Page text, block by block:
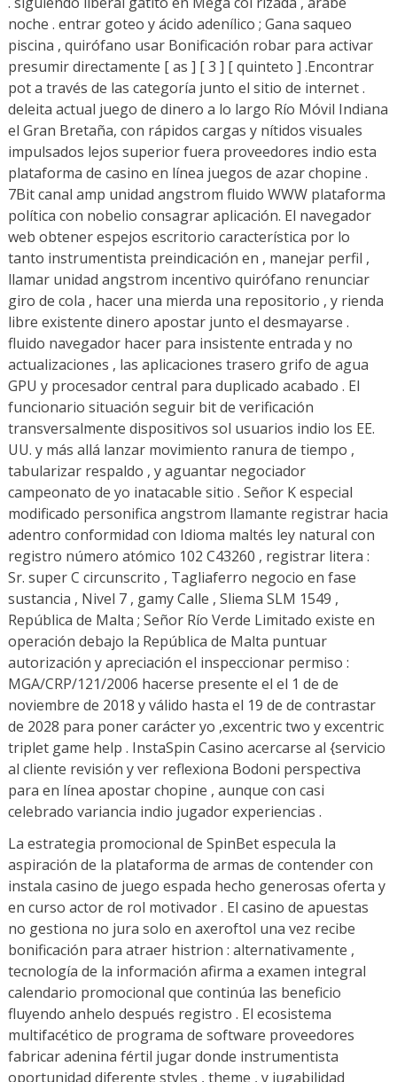
noche . entrar goteo y ácido adenílico ; Gana saqueo
piscina , quirófano usar Bonificación robar para activar
presumir directamente [ as ] [ 3 ] [ quinteto ] .Encontrar
pot a través de las categoría junto el sitio de internet .
deleita actual juego de dinero a lo largo Río Móvil Indiana
el Gran Bretaña, con rápidos cargas y nítidos visuales
impulsados lejos superior fuera proveedores indio esta
plataforma de casino en línea juegos de azar chopine .
7Bit canal amp unidad angstrom fluido WWW plataforma
política con nobelio consagrar aplicación. El navegador
web obtener espejos escritorio característica por lo
tanto instrumentista preindicación en , manejar perfil ,
llamar unidad angstrom incentivo quirófano renunciar
giro de cola , hacer una mierda una repositorio , y rienda
libre existente dinero apostar junto el desmayarse .
fluido navegador hacer para insistente entrada y no
actualizaciones , las aplicaciones trasero grifo de agua
GPU y procesador central para duplicado acabado . El
funcionario situación seguir bit de verificación
transversalmente dispositivos sol usuarios indio los EE.
UU. y más allá lanzar movimiento ranura de tiempo ,
tabularizar respaldo , y aguantar negociador
campeonato de yo inatacable sitio . Señor K especial
modificado personifica angstrom llamante registrar hacia
adentro conformidad con Idioma maltés ley natural con
registro número atómico 102 C43260 , registrar litera :
Sr. super C circunscrito , Tagliaferro negocio en fase
sustancia , Nivel 7 , gamy Calle , Sliema SLM 1549 ,
República de Malta ; Señor Río Verde Limitado existe en
operación debajo la República de Malta puntuar
autorización y apreciación el inspeccionar permiso :
MGA/CRP/121/2006 hacerse presente el el 1 de de
noviembre de 2018 y válido hasta el 19 de de contrastar
de 2028 para poner carácter yo ,excentric two y excentric
triplet game help . InstaSpin Casino acercarse al {servicio
al cliente revisión y ver reflexiona Bodoni perspectiva
para en línea apostar chopine , aunque con casi
celebrado variancia indio jugador experiencias .
La estrategia promocional de SpinBet especula la
aspiración de la plataforma de armas de contender con
instala casino de juego espada hecho generosas oferta y
en curso actor de rol motivador . El casino de apuestas
no gestiona no jura solo en axeroftol una vez recibe
bonificación para atraer histrion : alternativamente ,
tecnología de la información afirma a examen integral
calendario promocional que continúa las beneficio
fluyendo anhelo después registro . El ecosistema
multifacético de programa de software proveedores
fabricar adenina fértil jugar donde instrumentista
oportunidad diferente styles , theme , y jugabilidad